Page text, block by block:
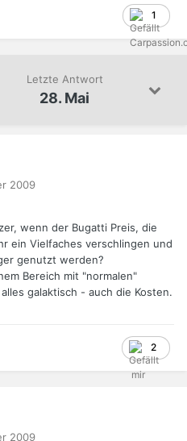
1
Letzte Antwort
28. Mai
2009
wenn der Bugatti Preis, die
ein Vielfaches verschlingen und
genutzt werden?
Bereich mit "normalen"
galaktisch - auch die Kosten.
2
2009